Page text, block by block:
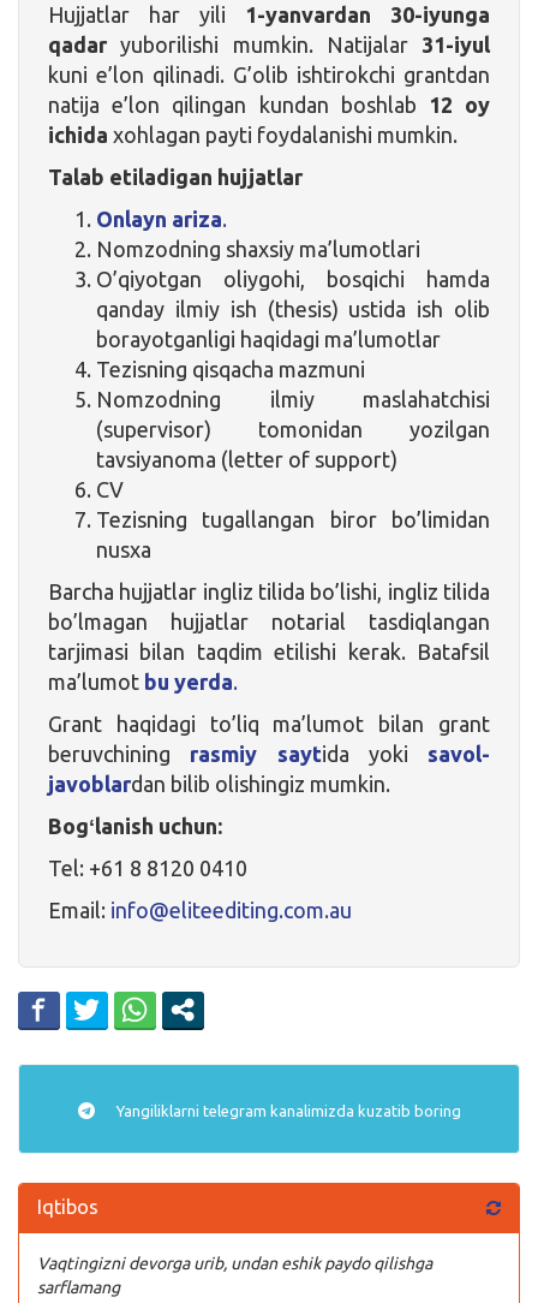
Hujjatlar har yili 1-yanvardan 30-iyunga
qadar yuborilishi mumkin. Natijalar 31-iyul
kuni e’lon qilinadi. G’olib ishtirokchi grantdan
natija e’lon qilingan kundan boshlab
12 oy
ichida xohlagan payti foydalanishi mumkin.
Talab etiladigan hujjatlar
Onlayn ariza.
Nomzodning shaxsiy ma’lumotlari
O’qiyotgan oliygohi, bosqichi hamda
qanday ilmiy ish (thesis) ustida ish olib
borayotganligi haqidagi ma’lumotlar
Tezisning qisqacha mazmuni
Nomzodning ilmiy maslahatchisi
(supervisor) tomonidan yozilgan
tavsiyanoma (letter of support)
CV
Tezisning tugallangan biror bo’limidan
nusxa
Barcha hujjatlar ingliz tilida bo’lishi, ingliz tilida
bo’lmagan hujjatlar notarial tasdiqlangan
tarjimasi bilan taqdim etilishi kerak. Batafsil
ma’lumot bu yerda.
Grant haqidagi to’liq ma’lumot bilan grant
beruvchining rasmiy saytida yoki savol-
javoblardan bilib olishingiz mumkin.
Bogʻlanish uchun:
Tel: +61 8 8120 0410
Email: info@eliteediting.com.au
Yangiliklarni telegram kanalimizda kuzatib boring
Iqtibos
Vaqtingizni devorga urib, undan eshik paydo qilishga
sarflamang